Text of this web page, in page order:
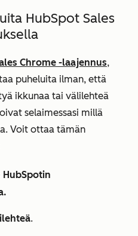
HubSpot Sales
Chrome -laajennus,
puheluita ilman, että
ikkunaa tai välilehteä
selaimessasi millä
Voit ottaa tämän
HubSpotin
.